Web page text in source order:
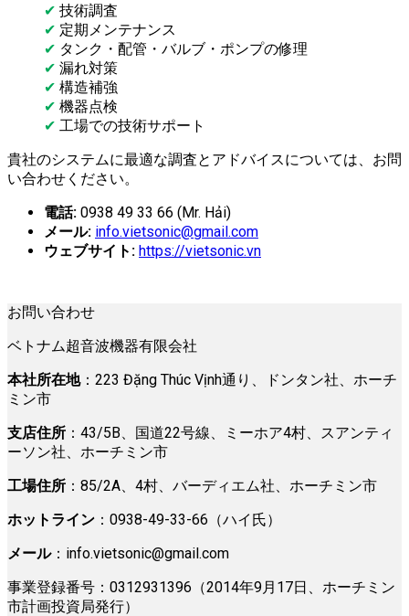
✔ 技術調査
✔ 定期メンテナンス
✔ タンク・配管・バルブ・ポンプの修理
✔ 漏れ対策
✔ 構造補強
✔ 機器点検
✔ 工場での技術サポート
貴社のシステムに最適な調査とアドバイスについては、お問
い合わせください。
電話: 0938 49 33 66 (Mr. Hải)
メール: info.vietsonic@gmail.com
ウェブサイト: https://vietsonic.vn
お問い合わせ
ベトナム超音波機器有限会社
本社所在地：223 Đặng Thúc Vịnh通り、ドンタン社、ホーチ
ミン市
支店住所 ：43/5B、国道22号線、ミーホア4村、スアンティ
ーソン社、ホーチミン市
工場住所 ：85/2A、4村、バーディエム社、ホーチミン市
ホットライン ：0938-49-33-66（ハイ氏）
メール： info.vietsonic@gmail.com
事業登録番号：0312931396（2014年9月17日、ホーチミン
市計画投資局発行）